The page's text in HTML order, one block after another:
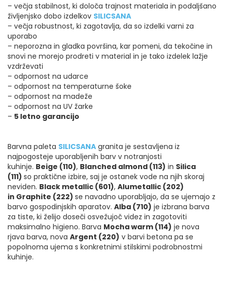
– večja stabilnost, ki določa trajnost materiala in podaljšano
življenjsko dobo izdelkov SILICSANA
– večja robustnost, ki zagotavlja, da so izdelki varni za
uporabo
– neporozna in gladka površina, kar pomeni, da tekočine in
snovi ne morejo prodreti v material in je tako izdelek lažje
vzdrževati
– odpornost na udarce
– odpornost na temperaturne šoke
– odpornost na madeže
– odpornost na UV žarke
– 5 letno garancijo
Barvna paleta SILICSANA granita je sestavljena iz
najpogosteje uporabljenih barv v notranjosti
kuhinje. Beige (110), Blanched almond (113) in Silica
(111) so praktične izbire, saj je ostanek vode na njih skoraj
neviden. Black metallic (601), Alumetallic (202)
in Graphite (222) se navadno uporabljajo, da se ujemajo z
barvo gospodinjskih aparatov. Alba (710) je izbrana barva
za tiste, ki želijo doseči osvežujoč videz in zagotoviti
maksimalno higieno. Barva Mocha warm (114) je nova
rjava barva, nova Argent (220) v barvi betona pa se
popolnoma ujema s konkretnimi stilskimi podrobnostmi
kuhinje.